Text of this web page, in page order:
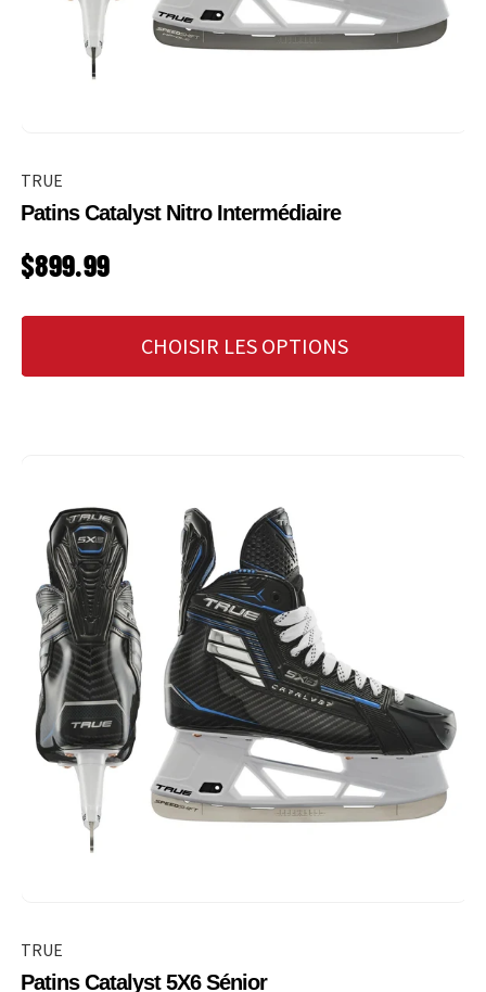
TRUE
Patins Catalyst Nitro Intermédiaire
PRIX HABITUEL
$899.99
CHOISIR LES OPTIONS
TRUE
Patins Catalyst 5X6 Sénior